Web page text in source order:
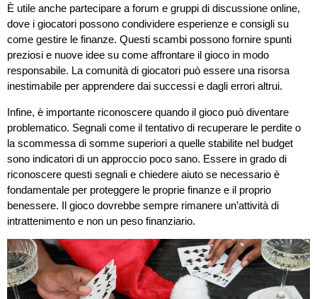
È utile anche partecipare a forum e gruppi di discussione online,
dove i giocatori possono condividere esperienze e consigli su
come gestire le finanze. Questi scambi possono fornire spunti
preziosi e nuove idee su come affrontare il gioco in modo
responsabile. La comunità di giocatori può essere una risorsa
inestimabile per apprendere dai successi e dagli errori altrui.
Infine, è importante riconoscere quando il gioco può diventare
problematico. Segnali come il tentativo di recuperare le perdite o
la scommessa di somme superiori a quelle stabilite nel budget
sono indicatori di un approccio poco sano. Essere in grado di
riconoscere questi segnali e chiedere aiuto se necessario è
fondamentale per proteggere le proprie finanze e il proprio
benessere. Il gioco dovrebbe sempre rimanere un’attività di
intrattenimento e non un peso finanziario.